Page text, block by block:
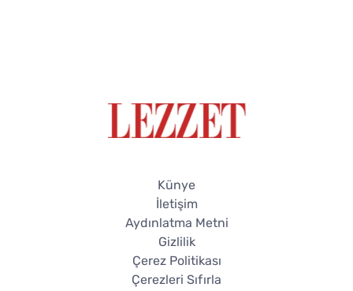
Künye
İletişim
Aydınlatma Metni
Gizlilik
Çerez Politikası
Çerezleri Sıfırla